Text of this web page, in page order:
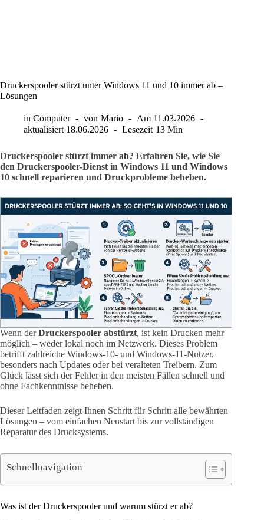
Druckerspooler stürzt unter Windows 11 und 10 immer ab –
Lösungen
in Computer von Mario Am 11.03.2026
aktualisiert 18.06.2026 Lesezeit 13 Min
Druckerspooler stürzt immer ab? Erfahren Sie, wie Sie
den Druckerspooler-Dienst in Windows 11 und Windows
10 schnell reparieren und Druckprobleme beheben.
Wenn derDruckerspooler abstürzt, ist kein Drucken mehr
möglich – weder lokal noch im Netzwerk. Dieses Problem
betrifft zahlreiche Windows-10- und Windows-11-Nutzer,
besonders nach Updates oder bei veralteten Treibern. Zum
Glück lässt sich der Fehler in den meisten Fällen schnell und
ohne Fachkenntnisse beheben.
Dieser Leitfaden zeigt Ihnen Schritt für Schritt alle bewährten
Lösungen – vom einfachen Neustart bis zur vollständigen
Reparatur des Drucksystems.
Schnellnavigation
Was ist der Druckerspooler und warum stürzt er ab?